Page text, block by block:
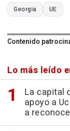
Georgia UE
Contenido
Lo más leído
La capital
apoyo a
a